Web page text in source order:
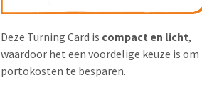
Deze Turning Card is compact en licht,
waardoor het een voordelige keuze is om
portokosten te besparen.